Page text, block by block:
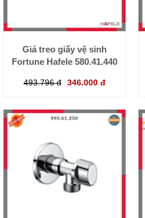
Giá treo giấy vệ sinh
Fortune Hafele 580.41.440
493.796 đ 346.000 đ